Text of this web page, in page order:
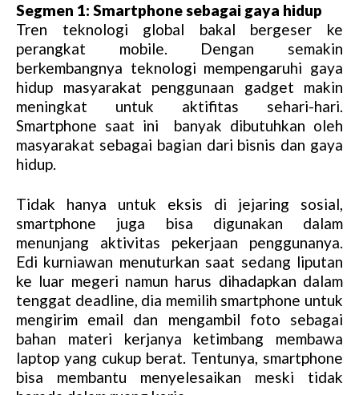
M
t
e
Segmen 1: Smartphone sebagai gaya hidup
Tren teknologi global bakal bergeser ke
perangkat mobile. Dengan semakin
berkembangnya teknologi mempengaruhi gaya
hidup masyarakat penggunaan gadget makin
meningkat untuk aktifitas sehari-hari.
Smartphone saat ini banyak dibutuhkan oleh
masyarakat sebagai bagian dari bisnis dan gaya
hidup.
Tidak hanya untuk eksis di jejaring sosial,
smartphone juga bisa digunakan dalam
menunjang aktivitas pekerjaan penggunanya.
Edi kurniawan menuturkan saat sedang liputan
ke luar megeri namun harus dihadapkan dalam
tenggat deadline, dia memilih smartphone untuk
mengirim email dan mengambil foto sebagai
bahan materi kerjanya ketimbang membawa
laptop yang cukup berat. Tentunya, smartphone
bisa membantu menyelesaikan meski tidak